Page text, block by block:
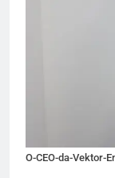
O-CEO-da-Vektor-